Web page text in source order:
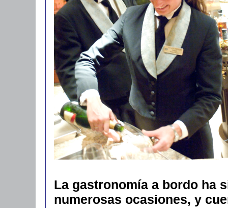
La gastronomía a bordo ha
numerosas ocasiones, y